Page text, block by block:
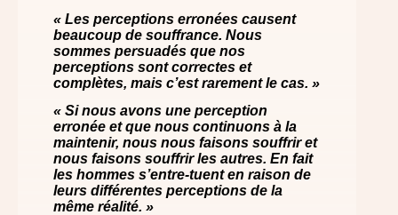
« Les perceptions erronées causent
beaucoup de souffrance. Nous
sommes persuadés que nos
perceptions sont correctes et
complètes, mais c’est rarement le cas. »
« Si nous avons une perception
erronée et que nous continuons à la
maintenir, nous nous faisons souffrir et
nous faisons souffrir les autres. En fait
les hommes s’entre-tuent en raison de
leurs différentes perceptions de la
même réalité. »